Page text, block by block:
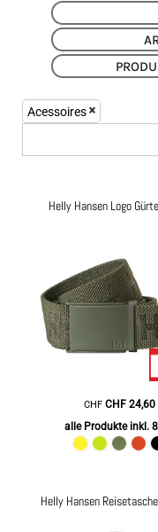
Acessoires
Helly Hansen Logo
CHF CHF24,60
alle Produkte inkl.